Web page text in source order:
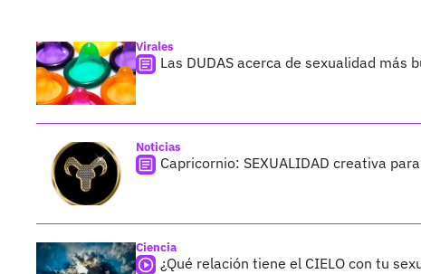
Virales
Las DUDAS acerca de sexualidad más
Noticias
Capricornio: SEXUALIDAD creativa
Ciencia
¿Qué relación tiene el CIELO con tu